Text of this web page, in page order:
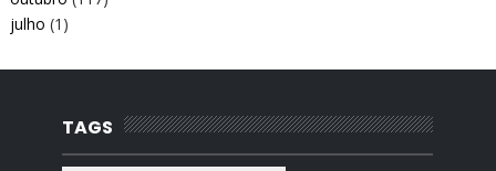
julho (1)
TAGS